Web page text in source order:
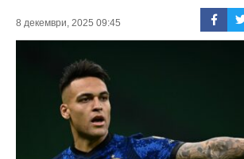
8 декември, 2025 09:45